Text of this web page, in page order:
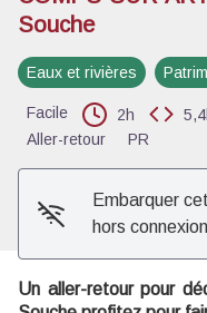
Souche
Eaux et rivières
Facile 2h
Aller-retour
PR
Embarquer
hors connexion
Un aller-retour pour